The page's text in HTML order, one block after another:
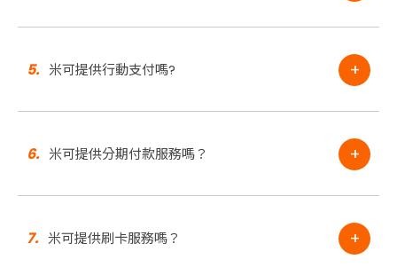
5. 米可提供行動支付嗎? +
6. 米可提供分期付款服務嗎？ +
7. 米可提供刷卡服務嗎？ +